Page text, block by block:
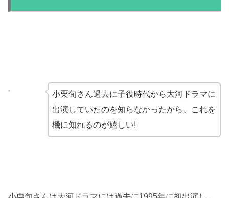
小栗旬さん過去に子役時代から大河ドラマに
出演していたのを知らなかったから、これを
機に知れるのが嬉しい!